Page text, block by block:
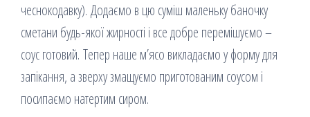
чеснокодавку). Додаємо в цю суміш маленьку баночку
сметани будь-якої жирності і все добре перемішуємо –
соус готовий. Тепер наше м’ясо викладаємо у форму для
запікання, а зверху змащуємо приготованим соусом і
посипаємо натертим сиром.